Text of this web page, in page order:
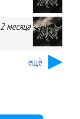
2 месяца
ещё